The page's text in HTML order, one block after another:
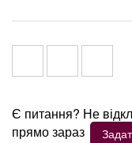
Є питання? Не
прямо зараз